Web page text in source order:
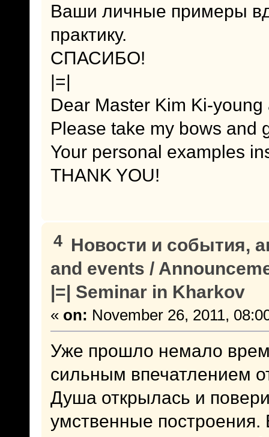
Ваши личные примеры
практику.
СПАСИБО!
|=|
Dear Master Kim Ki-
Please take my bows and
Your personal examples
THANK YOU!
4 Новости и события,
and events /
|=| Seminar in Kharkov
« on: November 26, 2011,
Уже прошло немало
сильным впечатлением
Душа открылась и
умственные